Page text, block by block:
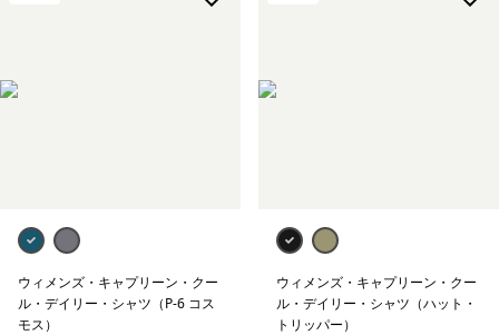
ウィメンズ・キャプリーン・クー
ル・デイリー・シャツ（P-6 コス
モス）
ウィメンズ・キャプリーン・クー
ル・デイリー・シャツ（ハット・
トリッパー）